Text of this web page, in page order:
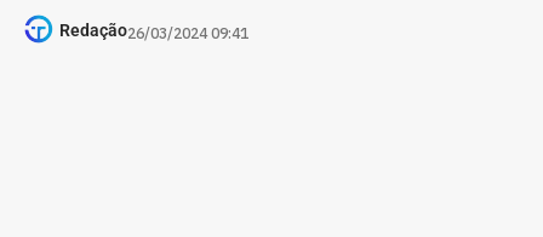
Redação26/03/2024 09:41